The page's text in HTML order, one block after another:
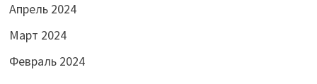
Апрель 2024
Март 2024
Февраль 2024